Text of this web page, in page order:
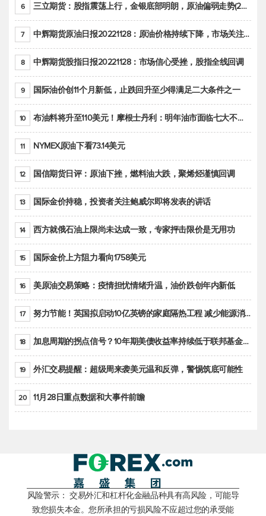
6 三立期货：股指震荡上行，金银底部明朗，原油偏弱走势(20221128收评)
7 中辉期货原油日报20221128：原油价格持续下降，市场关注OPEC+新一轮产能政策
8 中辉期货股指日报20221128：市场信心受挫，股指全线回调
9 国际油价创11个月新低，止跌回升至少得满足二大条件之一
10 布油料将升至110美元！摩根士丹利：明年油市面临七大不确定性
11 NYMEX原油下看73.14美元
12 国信期货日评：原油下挫，燃料油大跌，聚烯烃谨慎回调
13 国际金价持稳，投资者关注鲍威尔即将发表的讲话
14 西方就俄石油上限尚未达成一致，专家抨击限价是无用功
15 国际金价上方阻力看向1758美元
16 美原油交易策略：疫情担忧情绪升温，油价跌创年内新低
17 努力节能！英国拟启动10亿英镑的家庭隔热工程 减少能源消耗
18 加息周期的拐点信号？10年期美债收益率持续低于联邦基金利率目标区间
19 外汇交易提醒：超级周来袭美元温和反弹，警惕筑底可能性
20 11月28日重点数据和大事件前瞻
风险警示： 交易外汇和杠杆化金融品种具有高风险，可能导
致您损失本金。您所承担的亏损风险不应超过您的承受能